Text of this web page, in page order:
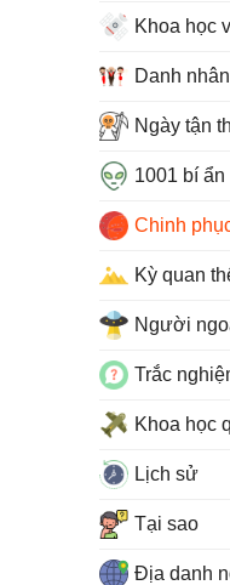
Khoa học
Danh
Ngày tận
1001 bí ẩn
Chinh
Kỳ quan
Người
Trắc
Khoa học
Lịch sử
Tại sao
Địa danh